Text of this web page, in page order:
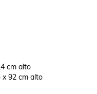
cm alto
x 92 cm alto